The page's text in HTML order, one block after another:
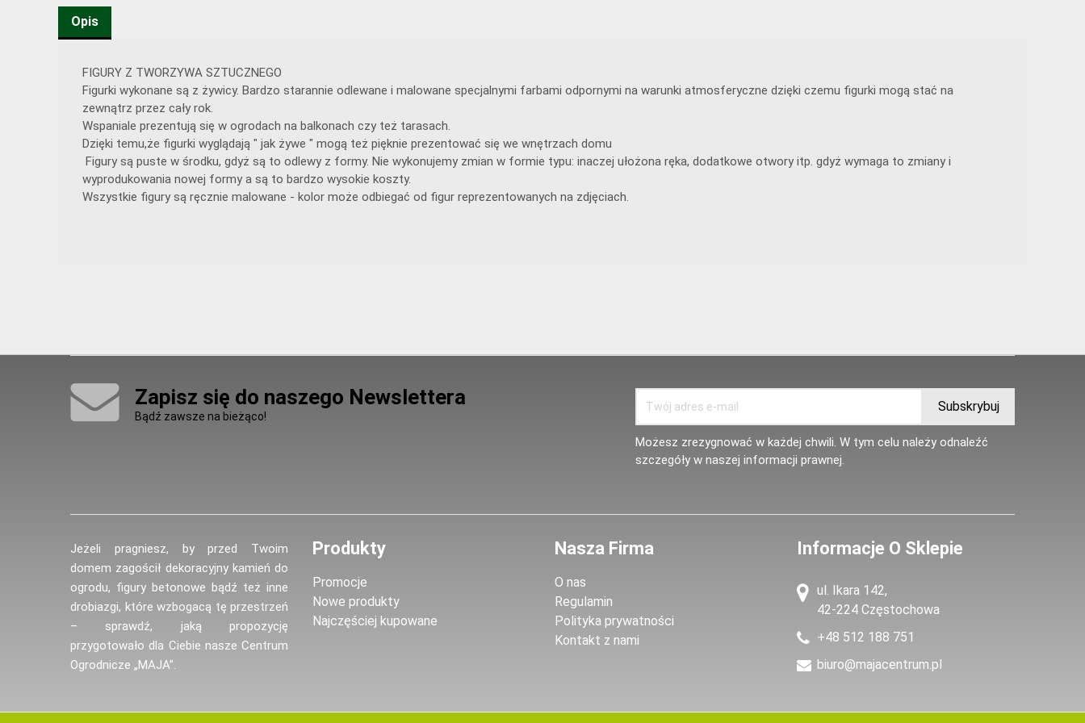
Opis
FIGURY Z TWORZYWA SZTUCZNEGO
Figurki wykonane są z żywicy. Bardzo starannie odlewane i malowane specjalnymi farbami odpornymi na warunki atmosferyczne dzięki czemu figurki mogą stać na
zewnątrz przez cały rok.
Wspaniale prezentują się w ogrodach na balkonach czy też tarasach.
Dzięki temu,że figurki wyglądają " jak żywe " mogą też pięknie prezentować się we wnętrzach domu
Figury są puste w środku, gdyż są to odlewy z formy. Nie wykonujemy zmian w formie typu: inaczej ułożona ręka, dodatkowe otwory itp. gdyż wymaga to zmiany i
wyprodukowania nowej formy a są to bardzo wysokie koszty.
Wszystkie figury są ręcznie malowane - kolor może odbiegać od figur reprezentowanych na zdjęciach.
Zapisz się do naszego Newslettera
Bądź zawsze na bieżąco!
Możesz zrezygnować w każdej chwili. W tym celu należy odnaleźć
szczegóły w naszej informacji prawnej.
Jeżeli pragniesz, by przed Twoim
domem zagościł dekoracyjny kamień do
ogrodu, figury betonowe bądź też inne
drobiazgi, które wzbogacą tę przestrzeń
– sprawdź, jaką propozycję
przygotowało dla Ciebie nasze Centrum
Ogrodnicze „MAJA”.
Produkty
Promocje
Nowe produkty
Najczęściej kupowane
Nasza Firma
O nas
Regulamin
Polityka prywatności
Kontakt z nami
Informacje O Sklepie
ul. Ikara 142,
42-224 Częstochowa
+48 512 188 751
biuro@majacentrum.pl